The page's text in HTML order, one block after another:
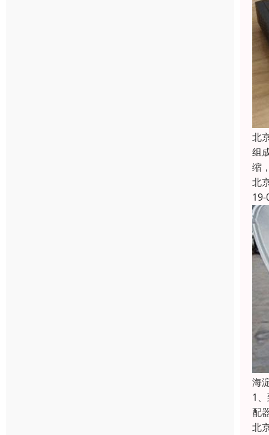
北
组
缩
北
19-
海
1
配
北